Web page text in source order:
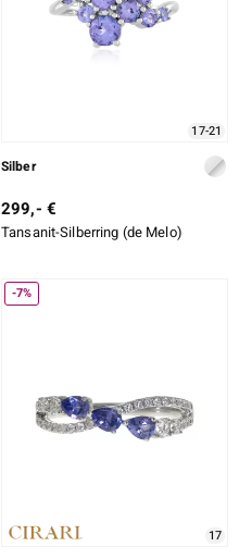
17-21
Silber
299,- €
Tansanit-Silberring (de Melo)
-7%
17